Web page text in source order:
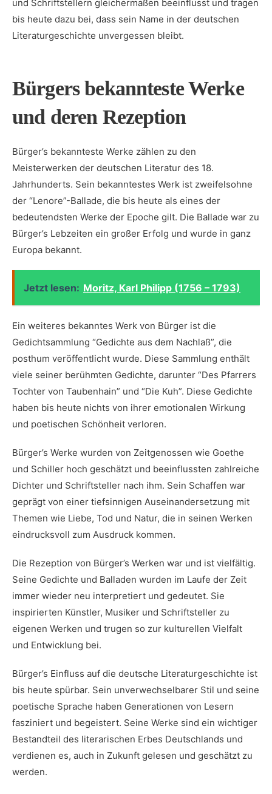
und Schriftstellern gleichermaßen beeinflusst und tragen
bis heute dazu bei, dass ‌sein Name in der deutschen
Literaturgeschichte unvergessen bleibt.
Bürgers bekannteste Werke‌
und deren Rezeption
Bürger’s bekannteste Werke zählen zu den
Meisterwerken⁤ der⁢ deutschen Literatur des 18.
Jahrhunderts. Sein ‍bekanntestes Werk ist zweifelsohne
der “Lenore”-Ballade, ‌die bis heute​ als eines der​
bedeutendsten Werke der Epoche gilt. Die Ballade war zu
Bürger’s Lebzeiten ein großer Erfolg ⁣und wurde ⁤in‌ ganz
Europa bekannt.
Jetzt lesen: Moritz, Karl Philipp (1756 – 1793)
Ein weiteres bekanntes Werk ⁣von Bürger ist⁤ die
⁣Gedichtsammlung‌ “Gedichte aus dem ⁣Nachlaß”, die
posthum veröffentlicht wurde. Diese Sammlung enthält
viele seiner berühmten Gedichte, darunter “Des Pfarrers​
Tochter von Taubenhain” und “Die ‍Kuh”. Diese Gedichte
haben bis heute nichts von ihrer emotionalen Wirkung​
und poetischen Schönheit verloren.
Bürger’s Werke wurden von Zeitgenossen wie Goethe
und Schiller hoch geschätzt und beeinflussten zahlreiche
​Dichter und Schriftsteller nach ihm. Sein Schaffen war
geprägt ‍von einer tiefsinnigen Auseinandersetzung mit
Themen wie Liebe,‌ Tod und⁣ Natur, die in seinen Werken
eindrucksvoll zum⁤ Ausdruck kommen.
Die Rezeption von Bürger’s Werken war und ist vielfältig.
Seine Gedichte und Balladen wurden⁣ im Laufe der Zeit
immer wieder neu interpretiert und gedeutet. Sie
inspirierten Künstler, ⁤Musiker und Schriftsteller zu
eigenen Werken und trugen so zur ‍kulturellen Vielfalt
und Entwicklung bei.
Bürger’s Einfluss auf die deutsche Literaturgeschichte ist
bis heute spürbar.​ Sein unverwechselbarer⁣ Stil und seine
poetische Sprache haben Generationen von Lesern
fasziniert und ‍begeistert. Seine Werke sind ein wichtiger
Bestandteil des literarischen Erbes Deutschlands und
verdienen es,‌ auch in Zukunft​ gelesen und geschätzt ‍zu
werden.